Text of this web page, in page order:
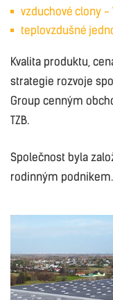
vzduchové clony -
teplovzdušné
Kvalita produktu,
strategie rozvoje
Group cenným
TZB.
Společnost byla
rodinným podnikem.